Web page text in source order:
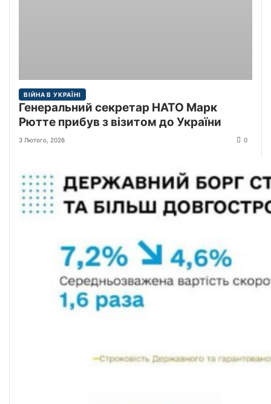
ВІЙНА В УКРАЇНІ
Генеральний секретар НАТО Марк
Рютте прибув з візитом до України
3 Лютого, 2026 0